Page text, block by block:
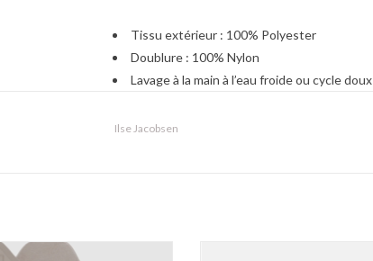
Tissu extérieur : 100% Polyester
Doublure : 100% Nylon
Lavage à la main à l’eau froide ou cycle doux
Sécher sur cintre
Ilse Jacobsen
- Rubswift02 bottes FW25